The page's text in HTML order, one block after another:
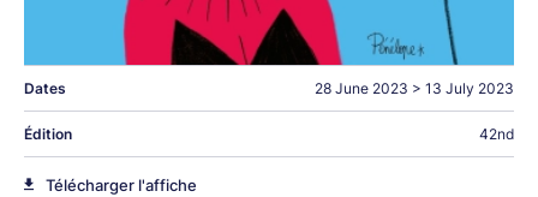
Dates 28 June 2023 > 13 July 2023
Édition 42nd
Télécharger l'affiche